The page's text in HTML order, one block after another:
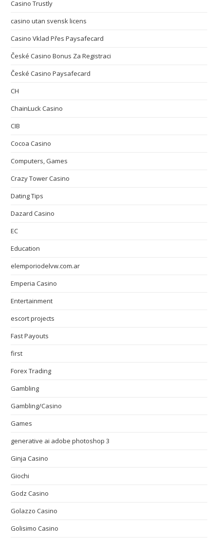
Casino Trustly
casino utan svensk licens
Casino Vklad Přes Paysafecard
České Casino Bonus Za Registraci
České Casino Paysafecard
CH
ChainLuck Casino
CIB
Cocoa Casino
Computers, Games
Crazy Tower Сasino
Dating Tips
Dazard Casino
EC
Education
elemporiodelvw.com.ar
Emperia Casino
Entertainment
escort projects
Fast Payouts
first
Forex Trading
Gambling
Gambling/Casino
Games
generative ai adobe photoshop 3
Ginja Casino
Giochi
Godz Casino
Golazzo Casino
Golisimo Casino